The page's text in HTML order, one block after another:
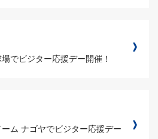
でビジター応援デー開催！
ム ナゴヤでビジター応援デー